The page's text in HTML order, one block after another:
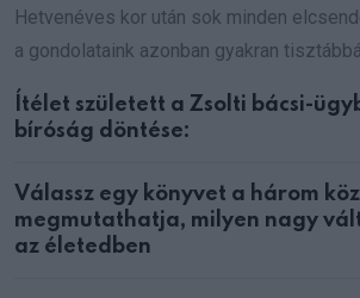
Hetvenéves kor után sok minden
a gondolataink azonban gyakran
Ítélet született a Zsolti bácsi-
bíróság döntése:
Válassz egy könyvet a három
megmutathatja, milyen nagy
az életedben